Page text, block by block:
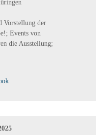
Vorstellung der
Events von
die Ausstellung;